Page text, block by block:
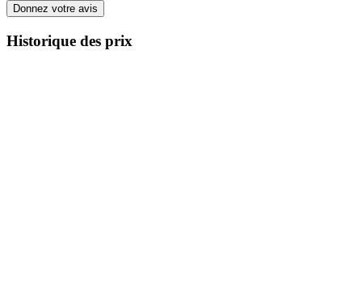
Donnez votre avis
Historique des prix